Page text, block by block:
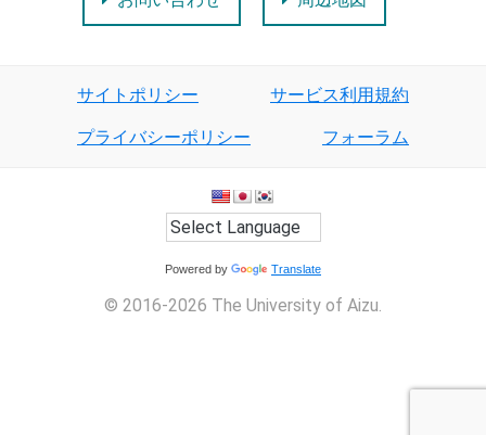
サイトポリシー サービス利用規約
プライバシーポリシー フォーラム
Powered by Translate
© 2016-2026 The University of Aizu.